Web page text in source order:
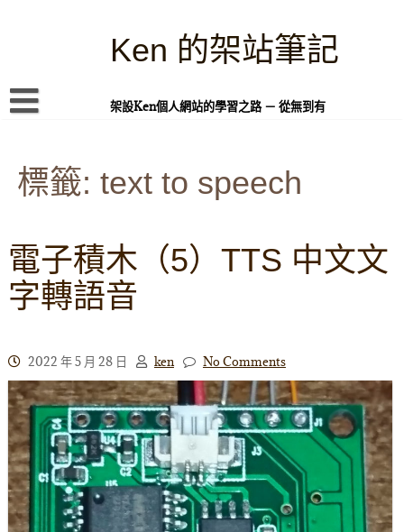
Ken 的架站筆記
架設Ken個人網站的學習之路 － 從無到有
本站簡介
案例專題
WordPress 學習之雜記
PHP 語言
隱私權政策
標籤: text to speech
電子積木（5）TTS 中文文
字轉語音
2022 年 5 月 28 日 ken No Comments